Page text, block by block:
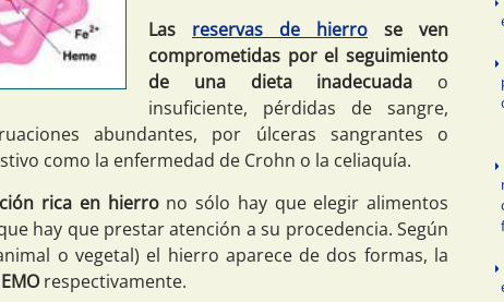
Las reservas de hierro se ven
comprometidas por el seguimiento
de una dieta inadecuada o
insuficiente, pérdidas de sangre,
abundantes, por úlceras sangrantes o
como la enfermedad de Crohn o la celiaquía.
rica en hierrono sólo hay que elegir alimentos
hay que prestar atención a su procedencia. Según
o vegetal) el hierro aparece de dos formas, la
respectivamente.